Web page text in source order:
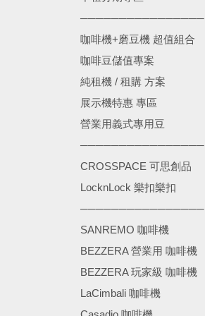
────────────────
咖啡機+磨豆機 超值組合
咖啡豆儲值專案
純租機 / 租購 方案
展示機特惠 專區
營業用義式專用豆
────────────────
CROSSPACE 可思創品
LocknLock 樂扣樂扣
────────────────
SANREMO 咖啡機
BEZZERA 營業用 咖啡機
BEZZERA 玩家級 咖啡機
LaCimbali 咖啡機